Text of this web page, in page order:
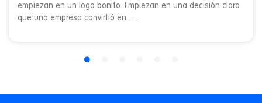
empiezan en un logo bonito. Empiezan en una decisión clara
que una empresa convirtió en …